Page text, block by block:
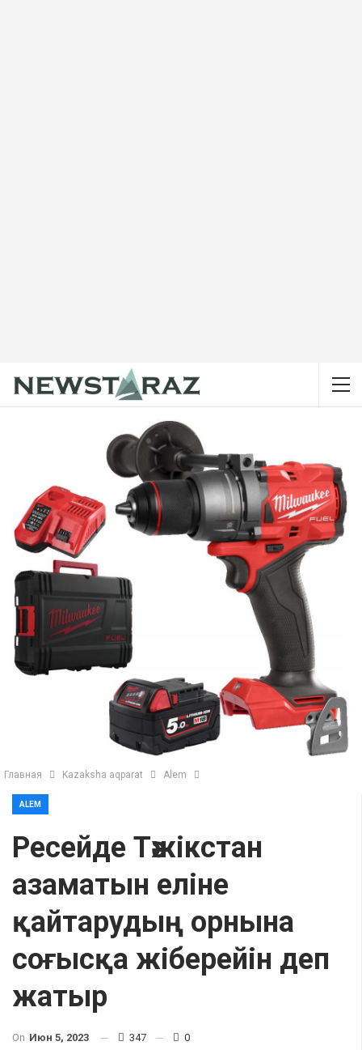
Главная Kazaksha aqparat Alem
ALEM
Ресейде Тәжікстан
азаматын еліне
қайтарудың орнына
соғысқа жіберейін деп
жатыр
On Июн 5, 2023 347 0